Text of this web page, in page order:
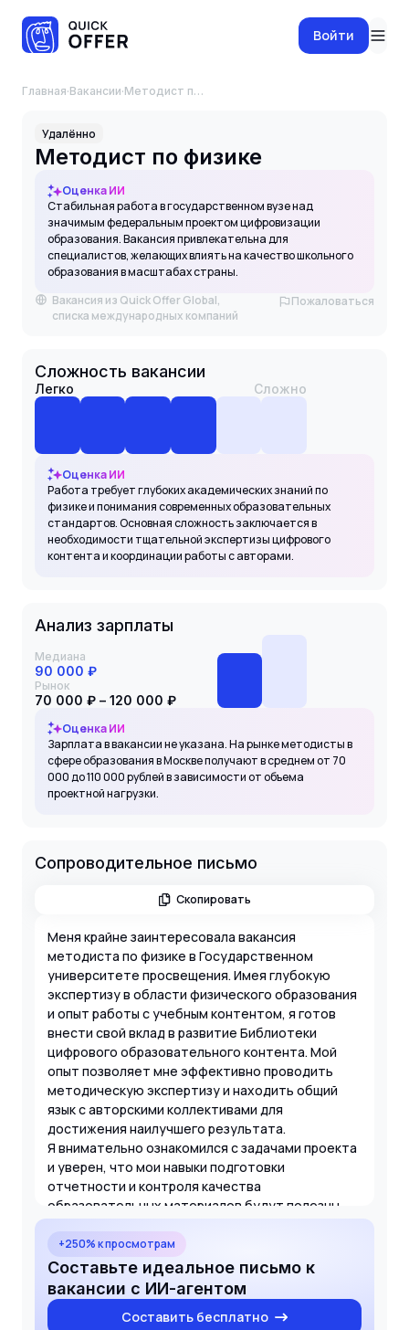
Войти
Главная·Вакансии· Методист по физике
Удалённо
Методист по физике
Оценка ИИ
Стабильная работа в государственном вузе над
значимым федеральным проектом цифровизации
образования. Вакансия привлекательна для
специалистов, желающих влиять на качество школьного
образования в масштабах страны.
Вакансия из Quick Offer Global,
списка международных компаний
Пожаловаться
Сложность вакансии
Легко Сложно
Оценка ИИ
Работа требует глубоких академических знаний по
физике и понимания современных образовательных
стандартов. Основная сложность заключается в
необходимости тщательной экспертизы цифрового
контента и координации работы с авторами.
Анализ зарплаты
Медиана
90 000 ₽
Рынок
70 000 ₽ – 120 000 ₽
Оценка ИИ
Зарплата в вакансии не указана. На рынке методисты в
сфере образования в Москве получают в среднем от 70
000 до 110 000 рублей в зависимости от объема
проектной нагрузки.
Сопроводительное письмо
Скопировать
Меня крайне заинтересовала вакансия
методиста по физике в Государственном
университете просвещения. Имея глубокую
экспертизу в области физического образования
и опыт работы с учебным контентом, я готов
внести свой вклад в развитие Библиотеки
цифрового образовательного контента. Мой
опыт позволяет мне эффективно проводить
методическую экспертизу и находить общий
язык с авторскими коллективами для
достижения наилучшего результата.
Я внимательно ознакомился с задачами проекта
и уверен, что мои навыки подготовки
отчетности и контроля качества
образовательных материалов будут полезны
вашей команде. Работа над цифровыми уроками
— это ответственная задача, требующая
точности и методической грамотности,
которыми я обладаю в полной мере. Буду рад
обсудить детали моего участия в проекте на
собеседовании.
+250% к просмотрам
Составьте идеальное письмо к
вакансии с ИИ-агентом
Составить бесплатно